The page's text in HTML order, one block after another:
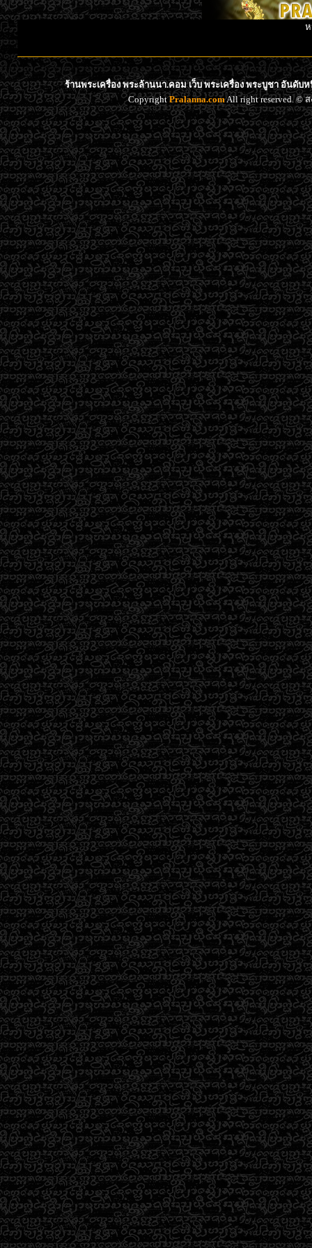
ร้านพระเครื่อง พระล้านนา.คอม เว็บ พระเครื่อง พระบูชา อันดับ
CopyrightPralanna.comAll right reserved. ©